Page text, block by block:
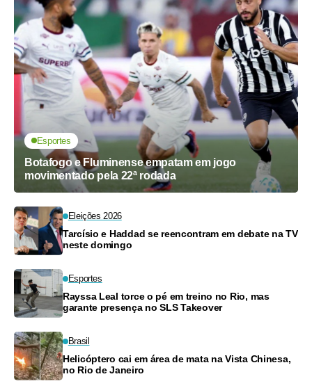
Esportes
Botafogo e Fluminense empatam em jogo
movimentado pela 22ª rodada
Eleições 2026
Tarcísio e Haddad se reencontram em debate na TV
neste domingo
Esportes
Rayssa Leal torce o pé em treino no Rio, mas
garante presença no SLS Takeover
Brasil
Helicóptero cai em área de mata na Vista Chinesa,
no Rio de Janeiro